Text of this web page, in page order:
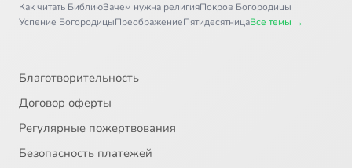
Как читать БиблиюЗачем нужна религияПокров Богородицы
Успение БогородицыПреображениеПятидесятницаВсе темы →
Благотворительность
Договор оферты
Регулярные пожертвования
Безопасность платежей